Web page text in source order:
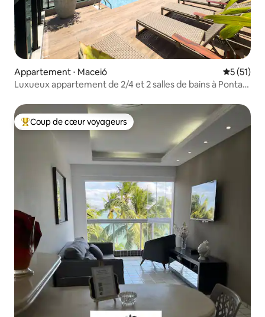
Appartement ⋅ Maceió
5 (51)
Luxueux appartement de 2/4 et 2 salles de bains à Ponta
Coups de cœur voyageurs les plus appréciés
Coup de cœur voyageurs